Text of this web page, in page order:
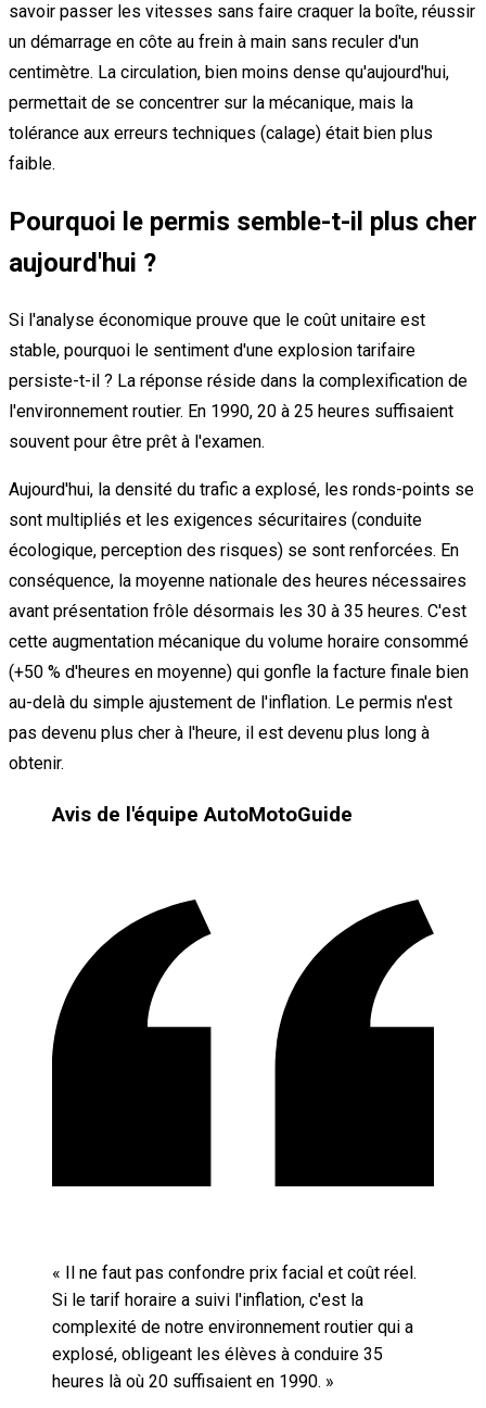
savoir passer les vitesses sans faire craquer la boîte, réussir
un démarrage en côte au frein à main sans reculer d'un
centimètre. La circulation, bien moins dense qu'aujourd'hui,
permettait de se concentrer sur la mécanique, mais la
tolérance aux erreurs techniques (calage) était bien plus
faible.
Pourquoi le permis semble-t-il plus cher
aujourd'hui ?
Si l'analyse économique prouve que le coût unitaire est
stable, pourquoi le sentiment d'une explosion tarifaire
persiste-t-il ? La réponse réside dans la complexification de
l'environnement routier. En 1990, 20 à 25 heures suffisaient
souvent pour être prêt à l'examen.
Aujourd'hui, la densité du trafic a explosé, les ronds-points se
sont multipliés et les exigences sécuritaires (conduite
écologique, perception des risques) se sont renforcées. En
conséquence, la moyenne nationale des heures nécessaires
avant présentation frôle désormais les 30 à 35 heures. C'est
cette augmentation mécanique du volume horaire consommé
(+50 % d'heures en moyenne) qui gonfle la facture finale bien
au-delà du simple ajustement de l'inflation. Le permis n'est
pas devenu plus cher à l'heure, il est devenu plus long à
obtenir.
Avis de l'équipe AutoMotoGuide
« Il ne faut pas confondre prix facial et coût réel.
Si le tarif horaire a suivi l'inflation, c'est la
complexité de notre environnement routier qui a
explosé, obligeant les élèves à conduire 35
heures là où 20 suffisaient en 1990. »